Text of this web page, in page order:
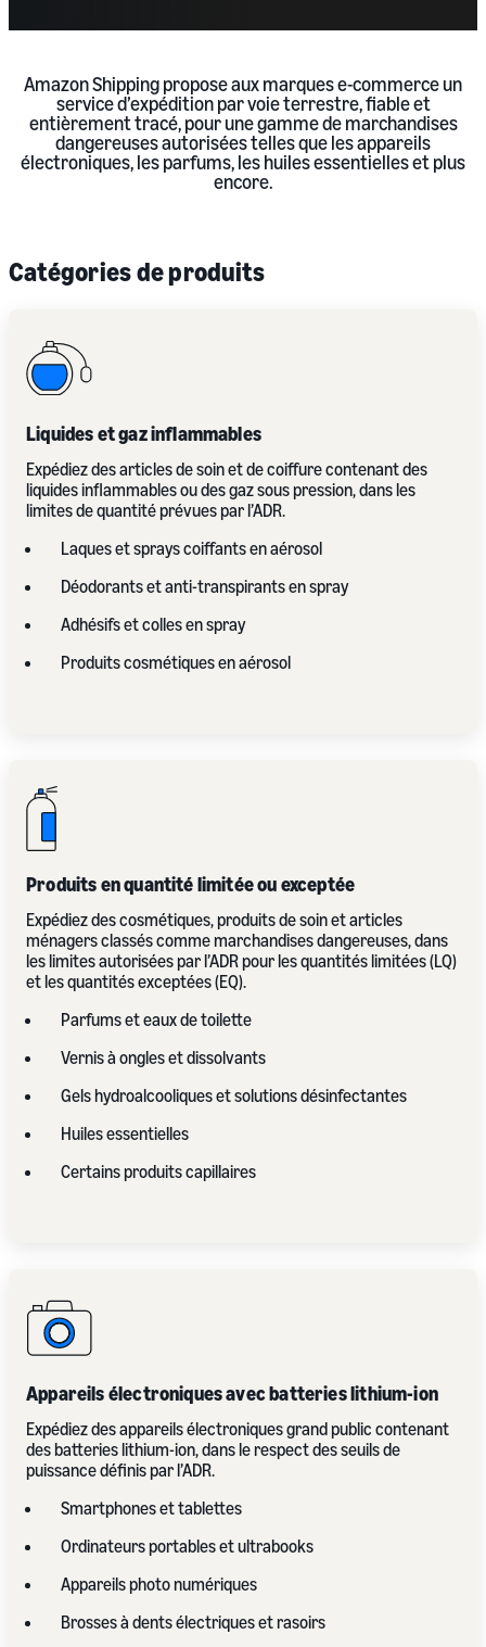
Amazon Shipping propose aux marques e-commerce un
service d’expédition par voie terrestre, fiable et
entièrement tracé, pour une gamme de marchandises
dangereuses autorisées telles que les appareils
électroniques, les parfums, les huiles essentielles et plus
encore.
Catégories de produits
Liquides et gaz inflammables
Expédiez des articles de soin et de coiffure contenant des
liquides inflammables ou des gaz sous pression, dans les
limites de quantité prévues par l’ADR.
Laques et sprays coiffants en aérosol
Déodorants et anti-transpirants en spray
Adhésifs et colles en spray
Produits cosmétiques en aérosol
Produits en quantité limitée ou exceptée
Expédiez des cosmétiques, produits de soin et articles
ménagers classés comme marchandises dangereuses, dans
les limites autorisées par l’ADR pour les quantités limitées (LQ)
et les quantités exceptées (EQ).
Parfums et eaux de toilette
Vernis à ongles et dissolvants
Gels hydroalcooliques et solutions désinfectantes
Huiles essentielles
Certains produits capillaires
Appareils électroniques avec batteries lithium-ion
Expédiez des appareils électroniques grand public contenant
des batteries lithium-ion, dans le respect des seuils de
puissance définis par l’ADR.
Smartphones et tablettes
Ordinateurs portables et ultrabooks
Appareils photo numériques
Brosses à dents électriques et rasoirs